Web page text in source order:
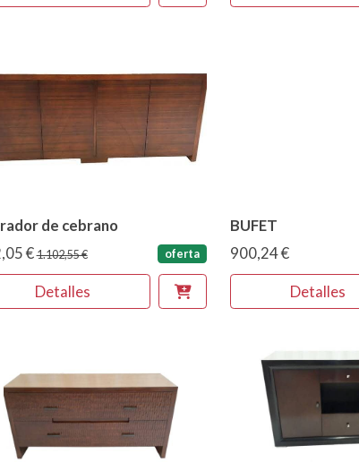
de cebrano
€1.102,55 € oferta
Detalles
BUFET
900,24 €
Detalles